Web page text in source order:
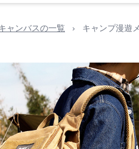
ャンバスの一覧 › キャンプ漫遊